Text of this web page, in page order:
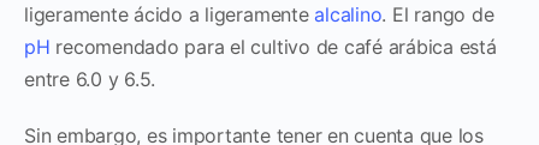
ligeramente ácido a ligeramentealcalino. El rango de
pH recomendado para el cultivo de café arábica está
entre 6.0 y 6.5.
Sin embargo, es importante tener en cuenta que los